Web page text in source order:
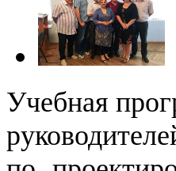
Учебная